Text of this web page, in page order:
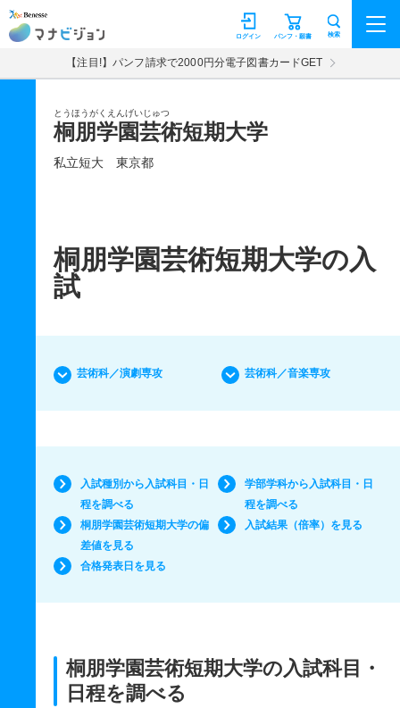
マナビジョン パンフ・願書
ログイン 検索
【注目!】パンフ請求で2000円分電子図書カードGET
とうほうがくえんげいじゅつ
桐朋学園芸術短期大学
私立短大 東京都
桐朋学園芸術短期大学の入
試
芸術科／演劇専攻 芸術科／音楽専攻
入試種別から入試科目・日
程を調べる
学部学科から入試科目・日
程を調べる
桐朋学園芸術短期大学の偏
差値を見る
入試結果（倍率）を見る
合格発表日を見る
桐朋学園芸術短期大学の入試科目・
日程を調べる